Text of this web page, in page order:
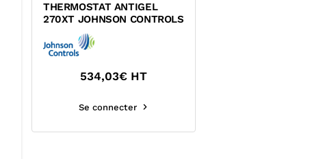
THERMOSTAT ANTIGEL
270XT JOHNSON CONTROLS
534,03€ HT
Se connecter